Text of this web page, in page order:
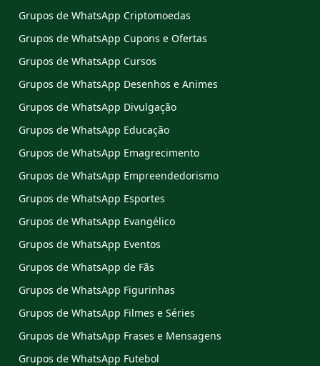
Grupos de WhatsApp Criptomoedas
Grupos de WhatsApp Cupons e Ofertas
Grupos de WhatsApp Cursos
Grupos de WhatsApp Desenhos e Animes
Grupos de WhatsApp Divulgação
Grupos de WhatsApp Educação
Grupos de WhatsApp Emagrecimento
Grupos de WhatsApp Empreendedorismo
Grupos de WhatsApp Esportes
Grupos de WhatsApp Evangélico
Grupos de WhatsApp Eventos
Grupos de WhatsApp de Fãs
Grupos de WhatsApp Figurinhas
Grupos de WhatsApp Filmes e Séries
Grupos de WhatsApp Frases e Mensagens
Grupos de WhatsApp Futebol